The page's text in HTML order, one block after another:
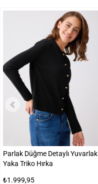
Parlak Düğme Detaylı Yuvarlak
Yaka Triko Hırka
₺1.999,95